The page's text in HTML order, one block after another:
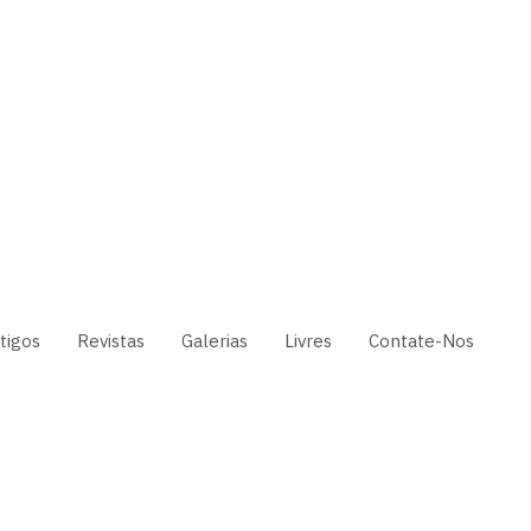
Revistas Galerias Livres Contate-Nos